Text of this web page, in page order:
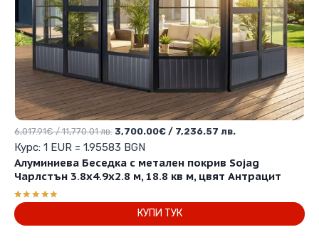
Алуминиева Беседка с метален покрив Sojag
Чарлстън 3.8х4.9х2.8 м, 18.8 кв м, цвят Антрацит
Оценено с
5.00
от 5
6,017.91€/ 11,770.01 лв. Original
price
was:
6,017.91€
11,770.01 лв..
3,700.00€ / 7,236.57 лв.
е:
3,700.00€
7,236.57 лв..
Курс: 1 EUR = 1.95583 BGN
КУПИ ТУК